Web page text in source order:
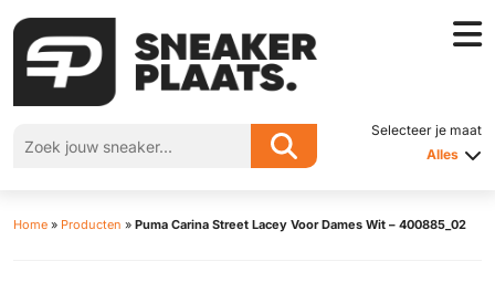
Selecteer je maat
Alles
Home » Producten » Puma Carina Street Lacey Voor Dames Wit – 400885_02